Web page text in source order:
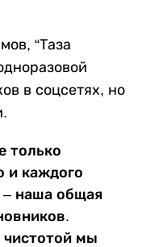
“Таза
в соцсетях, но
только
и каждого
– наша общая
чистотой мы